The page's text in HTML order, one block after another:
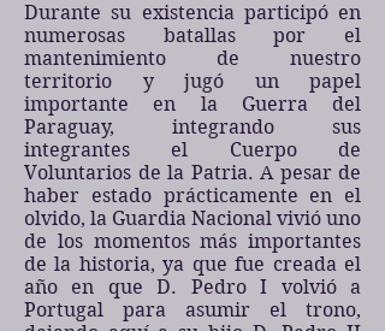
Durante su existencia participó en
numerosas batallas por el
mantenimiento de nuestro
territorio y jugó un papel
importante en la Guerra del
Paraguay, integrando sus
integrantes el Cuerpo de
Voluntarios de la Patria. A pesar de
haber estado prácticamente en el
olvido, la Guardia Nacional vivió uno
de los momentos más importantes
de la historia, ya que fue creada el
año en que D. Pedro I volvió a
Portugal para asumir el trono,